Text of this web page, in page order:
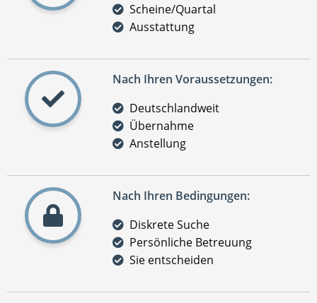
Scheine/Quartal
Ausstattung
Nach Ihren Voraussetzungen:
Deutschlandweit
Übernahme
Anstellung
Nach Ihren Bedingungen:
Diskrete Suche
Persönliche Betreuung
Sie entscheiden